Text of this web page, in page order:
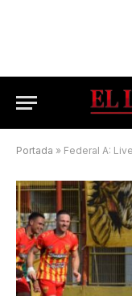
Portada » Federal A: